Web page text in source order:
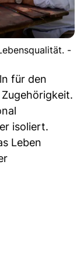
-
für den
isoliert.
Leben